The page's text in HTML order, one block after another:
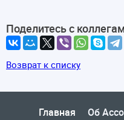
Поделитесь с
Возврат к списку
Главная Об